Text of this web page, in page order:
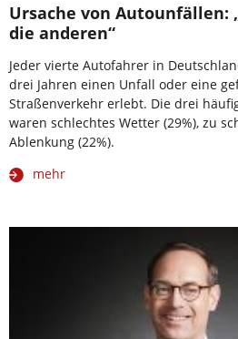
Ursache von Autounfällen:
die anderen“
Jeder vierte Autofahrer in
drei Jahren einen Unfall oder eine
Straßenverkehr erlebt. Die drei
waren schlechtes Wetter (29%), zu
Ablenkung (22%).
mehr